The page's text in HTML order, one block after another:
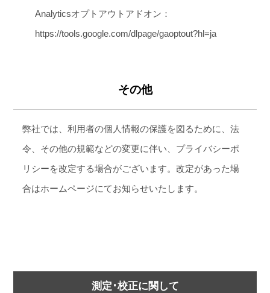
Analyticsオプトアウトアドオン：
https://tools.google.com/dlpage/gaoptout?hl=ja
その他
弊社では、利用者の個人情報の保護を図るために、法
令、その他の規範などの変更に伴い、プライバシーポ
リシーを改定する場合がございます。改定があった場
合はホームページにてお知らせいたします。
測定･校正に関して